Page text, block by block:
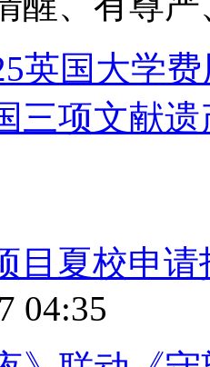
英国大学
三项文献
目夏校申
04:35